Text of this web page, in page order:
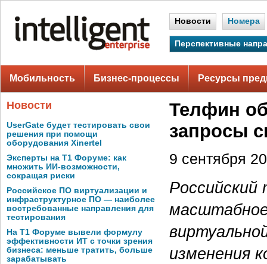
Новости Номера
Перспективные
Мобильность Бизнес-процессы Ресурсы
Новости
UserGate будет тестировать свои
решения при помощи
оборудования Xinertel
Эксперты на Т1 Форуме: как
множить ИИ-возможности,
сокращая риски
Российское ПО виртуализации и
инфраструктурное ПО — наиболее
востребованные направления для
тестирования
На Т1 Форуме вывели формулу
эффективности ИТ с точки зрения
бизнеса: меньше тратить, больше
зарабатывать
Телфин
запросы
9 сентября
Российский
масштабное
изменения